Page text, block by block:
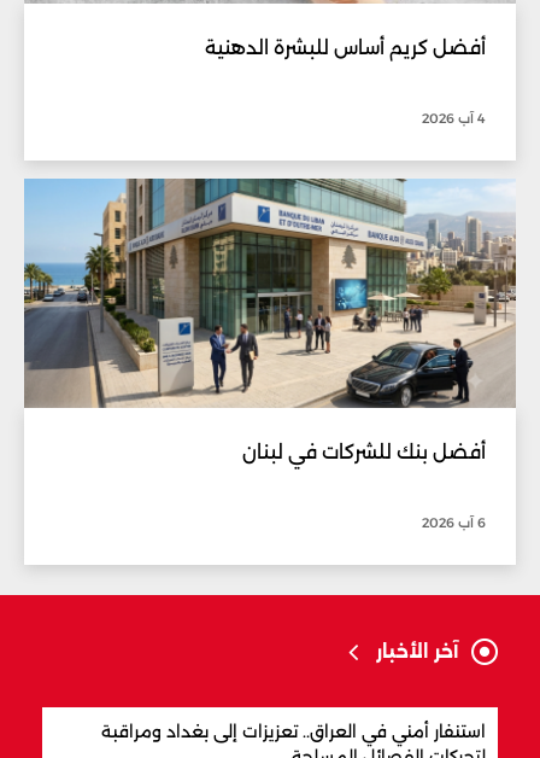
أفضل كريم أساس للبشرة الدهنية
4 آب 2026
أفضل بنك للشركات في لبنان
6 آب 2026
آخر الأخبار
استنفار أمني في العراق.. تعزيزات إلى بغداد ومراقبة